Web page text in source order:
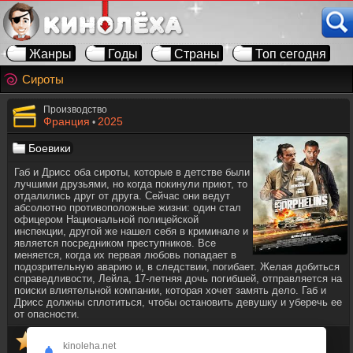
Жанры Годы Страны
Топ сегодня
Сироты
Производство
Франция • 2025
Боевики
Габ и Дрисс оба сироты, которые в детстве были
лучшими друзьями, но когда покинули приют, то
отдалились друг от друга. Сейчас они ведут
абсолютно противоположные жизни: один стал
офицером Национальной полицейской
инспекции, другой же нашел себя в криминале и
является посредником преступников. Все
меняется, когда их первая любовь попадает в
подозрительную аварию и, в следствии, погибает. Желая добиться
справедливости, Лейла, 17-летняя дочь погибшей, отправляется на
поиски влиятельной компании, которая хочет замять дело. Габ и
Дрисс должны сплотиться, чтобы остановить девушку и уберечь ее
от опасности.
kinoleha.net